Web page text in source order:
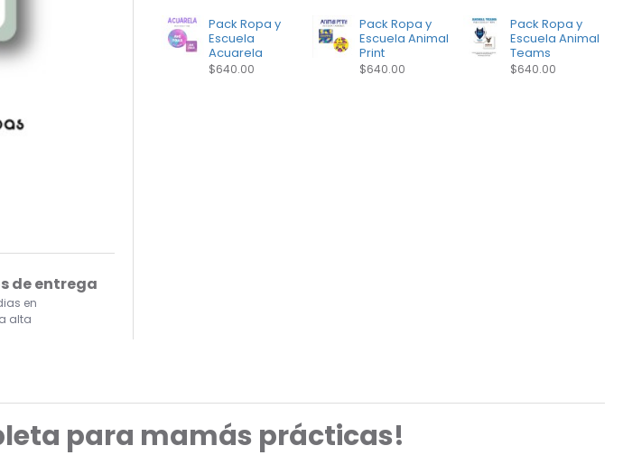
de entrega
en
alta
Pack Ropa y
Escuela
Acuarela
$640.00
Pack Ropa y
Escuela Animal
Print
$640.00
Pack Ropa y
Escuela Animal
Teams
$640.00
para mamás prácticas!